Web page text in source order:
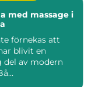
med massage i
förnekas att
blivit en
del av modern